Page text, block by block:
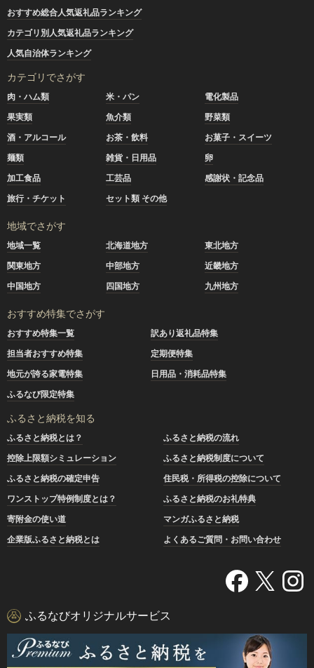
おすすめ総合人気返礼品ランキング
カテゴリ別人気返礼品ランキング
人気自治体ランキング
カテゴリでさがす
肉・ハム類 米・パン
電化製品
果実類
魚介類
野菜類
酒・アルコール
お茶・飲料
お菓子・スイーツ
麺類
雑貨・日用品
卵
加工食品
工芸品
感謝状・記念品
旅行・チケット
セット類 その他
地域でさがす
地域一覧 北海道地方
東北地方
関東地方
中部地方
近畿地方
中国地方
四国地方 九州地方
おすすめ特集でさがす
おすすめ特集一覧
訳あり返礼品特集
担当者おすすめ特集
定期便特集
地元が誇る家電特集
日用品・消耗品特集
ふるなび限定特集
ふるさと納税を知る
ふるさと納税とは？
ふるさと納税の流れ
控除上限額シミュレーション
ふるさと納税制度について
ふるさと納税の確定申告
住民税・所得税の控除について
ワンストップ特例制度とは？
ふるさと納税のお礼特典
寄附金の使い道
マンガふるさと納税
企業版ふるさと納税とは
よくあるご質問・お問い合わせ
ふるなびオリジナルサービス